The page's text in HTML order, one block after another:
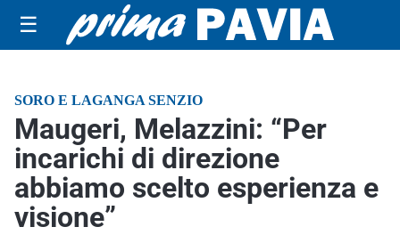
☰
SORO E LAGANGA SENZIO
Maugeri, Melazzini: “Per
incarichi di direzione
abbiamo scelto esperienza e
visione”